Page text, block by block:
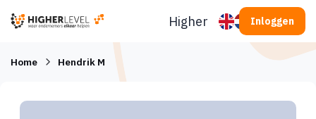
Higherlevel Inloggen
Home Hendrik M